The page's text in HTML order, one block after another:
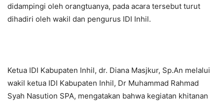
didampingi oleh orangtuanya, pada acara tersebut turut
dihadiri oleh wakil dan pengurus IDI Inhil.
Ketua IDI Kabupaten Inhil, dr. Diana Masjkur, Sp.An melalui
wakil ketua IDI Kabupaten Inhil, Dr Muhammad Rahmad
Syah Nasution SPA, mengatakan bahwa kegiatan khitanan